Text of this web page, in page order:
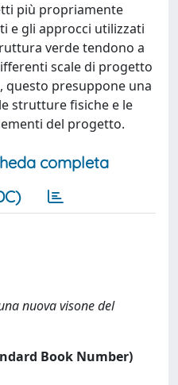
più propriamente
e gli approcci utilizzati
verde tendono a
scale di progetto
questo presuppone una
strutture fisiche e le
del progetto.
completa
nuova visone del
Book Number)